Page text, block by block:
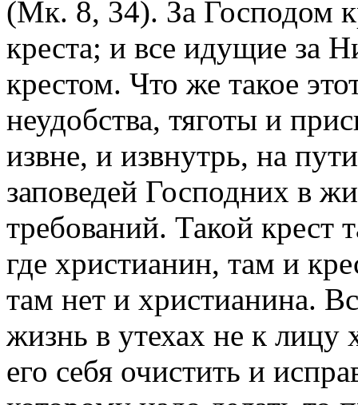
(Мк. 8, 34). За Господом
креста; и все идущие за
крестом. Что же такое
неудобства, тяготы и
извне, и извнутрь, на
заповедей Господних в
требований. Такой крест
где христианин, там и
там нет и христианина.
жизнь в утехах не к лицу
его себя очистить и